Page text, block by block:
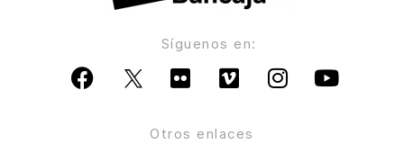
Síguenos en:
Otros enlaces